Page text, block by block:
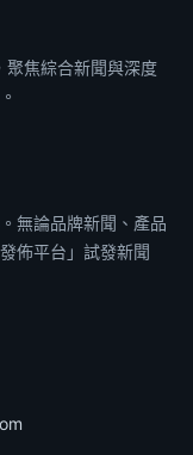
聚焦綜合新聞與深度
無論品牌新聞、產品
佈平台」試發新聞